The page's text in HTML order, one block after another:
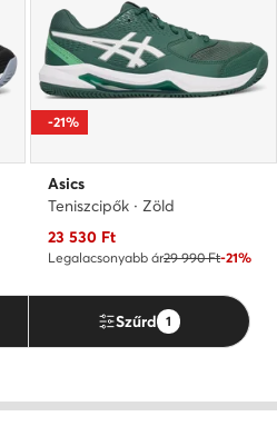
-21%
Asics
Teniszcipők · Zöld
Aktuális ár
23 530 Ft
Legalacsonyabb ár29 990 Ft-21%
Szűrd 1